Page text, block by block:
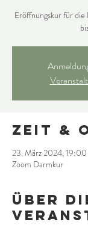
Eröffnungskur für
Zeit &
23. März 2024,
Zoom Darmkur
Über